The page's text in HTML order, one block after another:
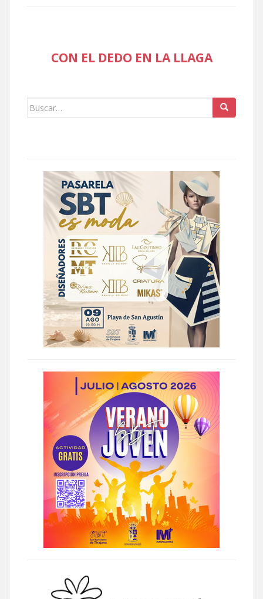
CON EL DEDO EN LA LLAGA
Buscar: